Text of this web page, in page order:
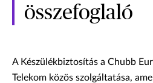
összefoglaló
A Készülékbiztosítás a Chubb
Telekom közös szolgáltatása,